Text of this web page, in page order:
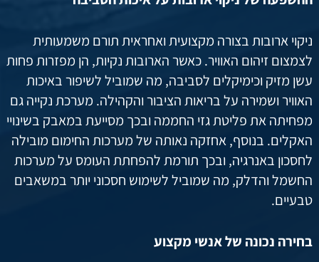
ניקוי ארובות בצורה מקצועית ואחראית תורם משמעותית
לצמצום זיהום האוויר. כאשר הארובות נקיות, הן מפזרות פחות
עשן מזיק וכימיקלים לסביבה, מה שמוביל לשיפור באיכות
האוויר ושמירה על בריאות הציבור והקהילה. מערכת נקייה גם
מפחיתה את פליטת גזי החממה ובכך מסייעת במאבק בשינויי
האקלים. בנוסף, אחזקה נאותה של מערכות החימום מובילה
לחסכון באנרגיה, ובכך תורמת להפחתת העומס על מערכות
החשמל והדלק, מה שמוביל לשימוש חסכוני יותר במשאבים
טבעיים.
בחירה נכונה של אנשי מקצוע